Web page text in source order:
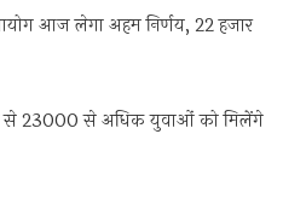
आज लेगा अहम निर्णय, 22 हजार
से 23000 से अधिक युवाओं को मिलेंगे